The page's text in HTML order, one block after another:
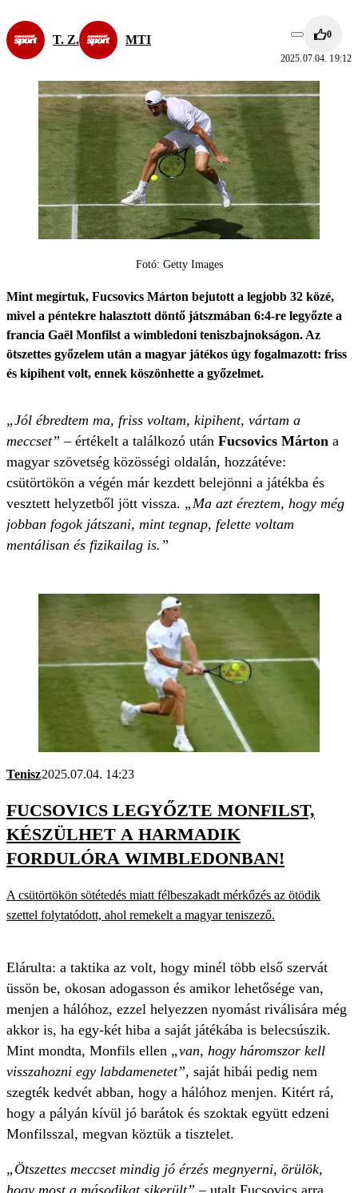
T. Z. MTI 0
2025.07.04. 19:12
Fotó: Getty Images
Mint megírtuk, Fucsovics Márton bejutott a legjobb 32 közé,
mivel a péntekre halasztott döntő játszmában 6:4-re legyőzte a
francia Gaël Monfilst a wimbledoni teniszbajnokságon. Az
ötszettes győzelem után a magyar játékos úgy fogalmazott: friss
és kipihent volt, ennek köszönhette a győzelmet.
„Jól ébredtem ma, friss voltam, kipihent, vártam a
meccset” – értékelt a találkozó után Fucsovics Márton a
magyar szövetség közösségi oldalán, hozzátéve:
csütörtökön a végén már kezdett belejönni a játékba és
vesztett helyzetből jött vissza. „Ma azt éreztem, hogy még
jobban fogok játszani, mint tegnap, felette voltam
mentálisan és fizikailag is.”
Tenisz2025.07.04. 14:23
FUCSOVICS LEGYŐZTE MONFILST,
KÉSZÜLHET A HARMADIK
FORDULÓRA WIMBLEDONBAN!
A csütörtökön sötétedés miatt félbeszakadt mérkőzés az ötödik
szettel folytatódott, ahol remekelt a magyar teniszező.
Elárulta: a taktika az volt, hogy minél több első szervát
üssön be, okosan adogasson és amikor lehetősége van,
menjen a hálóhoz, ezzel helyezzen nyomást riválisára még
akkor is, ha egy-két hiba a saját játékába is belecsúszik.
Mint mondta, Monfils ellen „van, hogy háromszor kell
visszahozni egy labdamenetet”, saját hibái pedig nem
szegték kedvét abban, hogy a hálóhoz menjen. Kitért rá,
hogy a pályán kívül jó barátok és szoktak együtt edzeni
Monfilsszal, megvan köztük a tisztelet.
„Ötszettes meccset mindig jó érzés megnyerni, örülök,